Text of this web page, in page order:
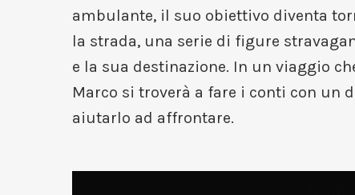
ambulante, il suo obiettivo diventa
la strada, una serie di figure
e la sua destinazione. In un viaggio
Marco si troverà a fare i conti con un
aiutarlo ad affrontare.